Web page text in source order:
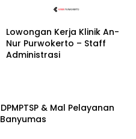
Lowongan Kerja Klinik An-
Nur Purwokerto – Staff
Administrasi
& Mal Pelayanan